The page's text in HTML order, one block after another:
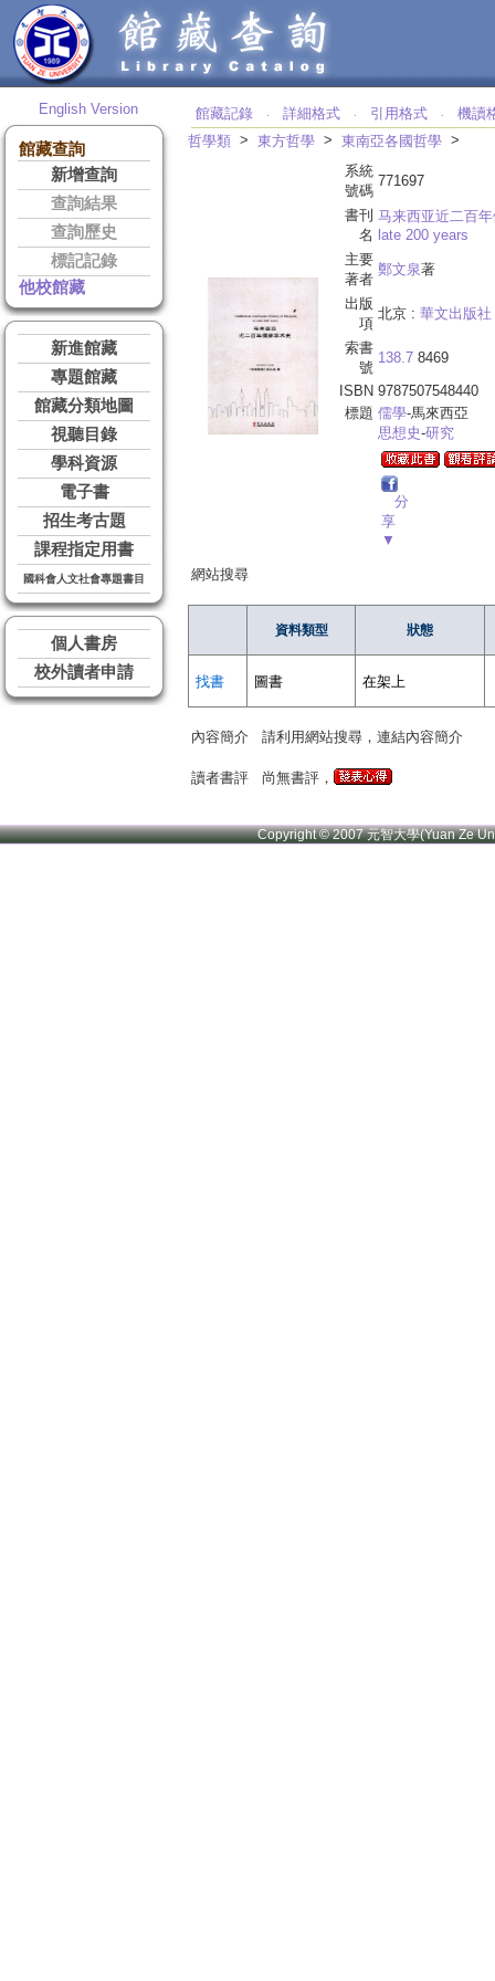
English Version
館藏查詢
新增查詢
查詢結果
查詢歷史
標記記錄
他校館藏
新進館藏
專題館藏
館藏分類地圖
視聽目錄
學科資源
電子書
招生考古題
課程指定用書
國科會人文社會專題書目
個人書房
校外讀者申請
館藏記錄 ‧ 詳細格式 ‧ 引用格式 ‧
機讀
哲學類 > 東方哲學 > 東南亞各國哲學 >
系統
號碼
771697
書刊
名
马来西亚近二百
late 200 years
主要
著者
鄭文泉著
出版
項
北京 : 華文出版社
索書
號
138.7 8469
ISBN 9787507548440
標題 儒學-馬來西亞
思想史-研究
分
享
▼
網站搜尋
資料類型 狀態
找書 圖書 在架上
內容簡介 請利用網站搜尋，連結內容簡介
讀者書評 尚無書評，
Copyright © 2007 元智大學(Yuan Ze